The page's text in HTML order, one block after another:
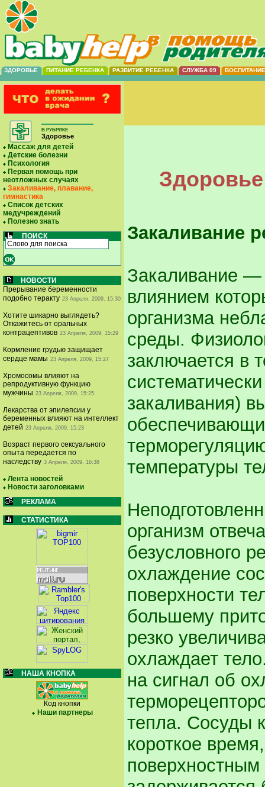
ЗДОРОВЬЕ ПИТАНИЕ РЕБЕНКА РАЗВИТИЕ РЕБЕНКА СЛУЖБА 09 ВОСПИТАНИЕ
В РУБРИКЕ
Здоровье
Массаж для детей
Детские болезни
Психология
Первая помощь при
неотложных случаях
Закаливание, плавание,
гимнастика
Список детских
медучреждений
Полезно знать
ПОИСК
НОВОСТИ
Прерывание беременности
подобно теракту 23 Апреля, 2009, 15:30
Хотите шикарно выглядеть?
Откажитесь от оральных
контрацептивов 23 Апреля, 2009, 15:29
Кормление грудью защищает
сердце мамы 23 Апреля, 2009, 15:27
Хромосомы влияют на
репродуктивную функцию
мужчины 23 Апреля, 2009, 15:25
Лекарства от эпилепсии у
беременных влияют на интеллект
детей 23 Апреля, 2009, 15:23
Возраст первого сексуального
опыта передается по
наследству 3 Апреля, 2009, 16:38
Лента новостей
Новости заголовками
РЕКЛАМА
СТАТИСТИКА
НАША КНОПКА
Код кнопки
Наши партнеры
Закаливание
Закаливание —
влиянием
организма
среды.
заключается в
закаливания)
температуры
организм
безусловного
охлаждение
поверхности
большему
резко
охлаждает
на сигнал об
тепла. Сосуды
короткое